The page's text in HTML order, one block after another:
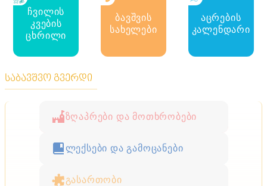
ჩვილის
კვების
ცხრილი
ბავშვის
სახელები
აცრების
კალენდარი
საბავშვო გვერდი
ზღაპრები და მოთხრობები
ლექსები და გამოცანები
გასართობი